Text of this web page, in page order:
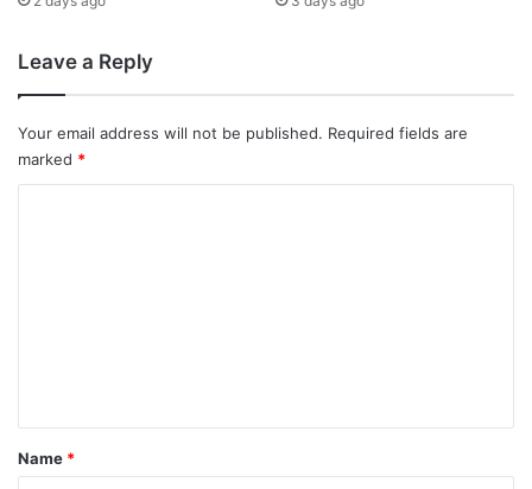
गी
ज
ल्द
Leave a Reply
Your email address will not be published. Required fields are
marked *
*
Name *